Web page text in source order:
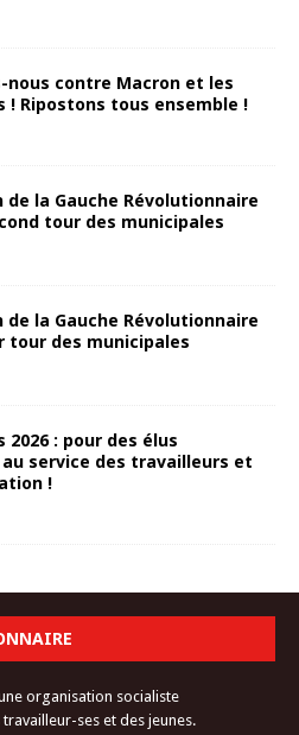
nous contre Macron et les
! Ripostons tous ensemble !
de la Gauche Révolutionnaire
tour des municipales
de la Gauche Révolutionnaire
tour des municipales
2026 : pour des élus
service des travailleurs et
!
organisation socialiste
ses et des jeunes.